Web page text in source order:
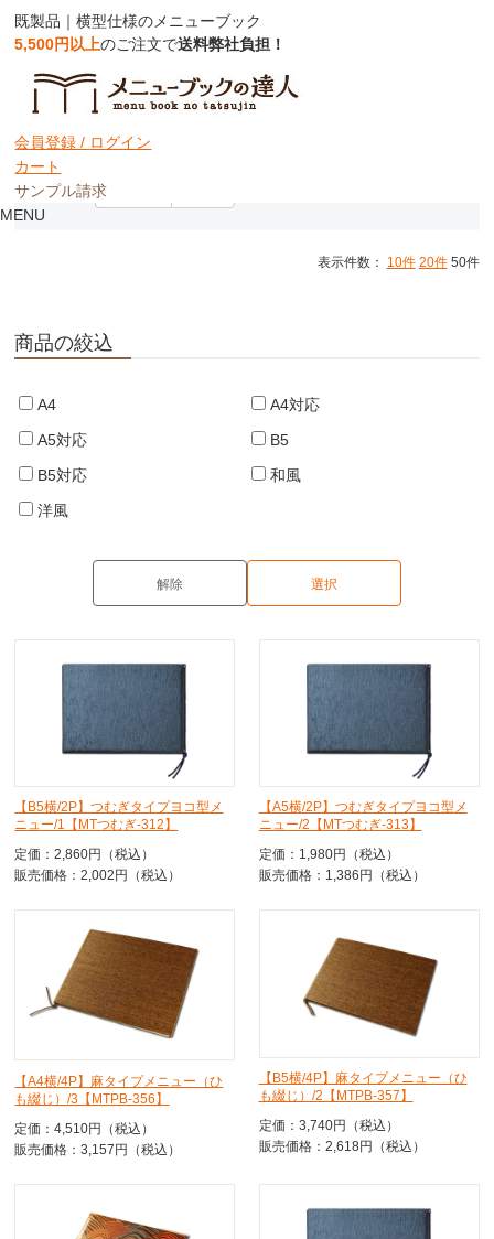
既製品｜横型仕様のメニューブック
5,500円以上のご注文で送料弊社負担！
会員登録 / ログイン
カート
サンプル請求
MENU
横型メニュー
並び順：
表示件数： 10件 20件50件
商品の絞込
A4
A4対応
A5対応
B5
B5対応
和風
洋風
【B5横/2P】つむぎタイプヨコ型メ
ニュー/1【MTつむぎ-312】
定価：2,860円（税込）
販売価格：2,002円（税込）
【A5横/2P】つむぎタイプヨコ型メ
ニュー/2【MTつむぎ-313】
定価：1,980円（税込）
販売価格：1,386円（税込）
【A4横/4P】麻タイプメニュー（ひ
も綴じ）/3【MTPB-356】
定価：4,510円（税込）
販売価格：3,157円（税込）
【B5横/4P】麻タイプメニュー（ひ
も綴じ）/2【MTPB-357】
定価：3,740円（税込）
販売価格：2,618円（税込）